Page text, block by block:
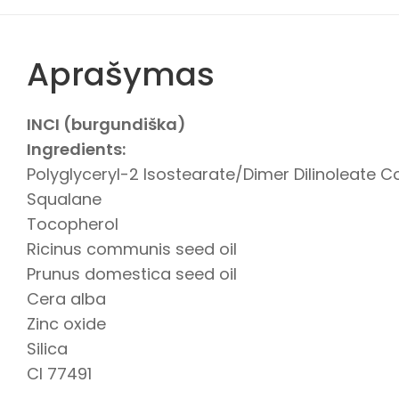
Aprašymas
INCI (burgundiška)
Ingredients:
Polyglyceryl-2 Isostearate/Dimer Dilinoleate
Squalane
Tocopherol
Ricinus communis seed oil
Prunus domestica seed oil
Cera alba
Zinc oxide
Silica
CI 77491